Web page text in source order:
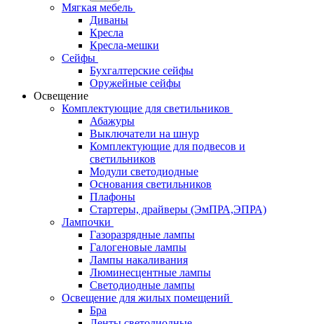
Мягкая мебель
Диваны
Кресла
Кресла-мешки
Сейфы
Бухгалтерские сейфы
Оружейные сейфы
Освещение
Комплектующие для светильников
Абажуры
Выключатели на шнур
Комплектующие для подвесов и
светильников
Модули светодиодные
Основания светильников
Плафоны
Стартеры, драйверы (ЭмПРА,ЭПРА)
Лампочки
Газоразрядные лампы
Галогеновые лампы
Лампы накаливания
Люминесцентные лампы
Светодиодные лампы
Освещение для жилых помещений
Бра